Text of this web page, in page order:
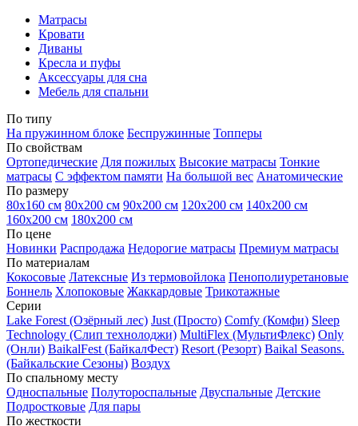
Матрасы
Кровати
Диваны
Кресла и пуфы
Аксессуары для сна
Мебель для спальни
По типу
На пружинном блоке Беспружинные Топперы
По свойствам
Ортопедические Для пожилых Высокие матрасы Тонкие
матрасы С эффектом памяти На большой вес Анатомические
По размеру
80х160 см 80х200 см 90х200 см 120х200 см 140х200 см
160х200 см 180х200 см
По цене
Новинки Распродажа Недорогие матрасы Премиум матрасы
По материалам
Кокосовые Латексные Из термовойлока Пенополиуретановые
Боннель Хлопоковые Жаккардовые Трикотажные
Серии
Lake Forest (Озёрный лес) Just (Просто) Comfy (Комфи) Sleep
Technology (Слип технолоджи) MultiFlex (МультиФлекс) Only
(Онли) BaikalFest (БайкалФест) Resort (Резорт) Baikal Seasons.
(Байкальские Сезоны) Воздух
По спальному месту
Односпальные Полутороспальные Двуспальные Детские
Подростковые Для пары
По жесткости